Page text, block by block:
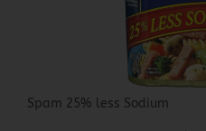
Spam 25% less Sodium